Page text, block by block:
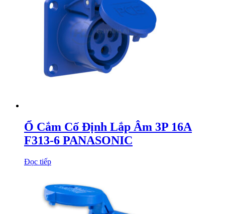
Ổ Cắm Cố Định Lắp Âm 3P 16A
F313-6 PANASONIC
Đọc tiếp